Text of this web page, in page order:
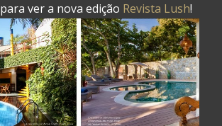
para ver a nova edição Revista Lush!